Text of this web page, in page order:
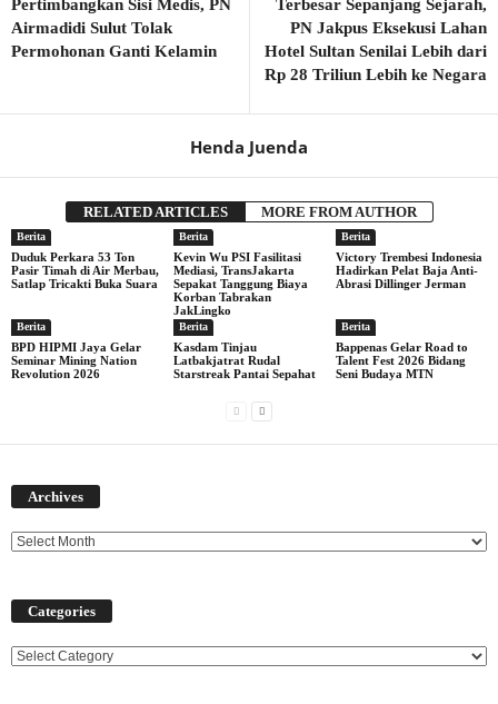
Pertimbangkan Sisi Medis, PN
Airmadidi Sulut Tolak
Permohonan Ganti Kelamin
Terbesar Sepanjang Sejarah,
PN Jakpus Eksekusi Lahan
Hotel Sultan Senilai Lebih dari
Rp 28 Triliun Lebih ke Negara
Henda Juenda
RELATED ARTICLES MORE FROM AUTHOR
Berita
Duduk Perkara 53 Ton
Pasir Timah di Air Merbau,
Satlap Tricakti Buka Suara
Berita
Kevin Wu PSI Fasilitasi
Mediasi, TransJakarta
Sepakat Tanggung Biaya
Korban Tabrakan
JakLingko
Berita
Victory Trembesi Indonesia
Hadirkan Pelat Baja Anti-
Abrasi Dillinger Jerman
Berita
BPD HIPMI Jaya Gelar
Seminar Mining Nation
Revolution 2026
Berita
Kasdam Tinjau
Latbakjatrat Rudal
Starstreak Pantai Sepahat
Berita
Bappenas Gelar Road to
Talent Fest 2026 Bidang
Seni Budaya MTN
Archives
Categories
Categories